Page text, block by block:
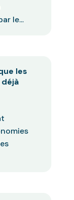
le...
les